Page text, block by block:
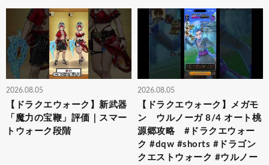
2026.08.05
【ドラクエウォーク】新武器
「魔力の宝鞭」評価｜スマー
トウォーク段階
2026.08.05
【ドラクエウォーク】メガモ
ン ウルノーガ 8/4 オート桃
源郷攻略 #ドラクエウォー
ク #dqw #shorts #ドラゴン
クエストウォーク #ウルノー